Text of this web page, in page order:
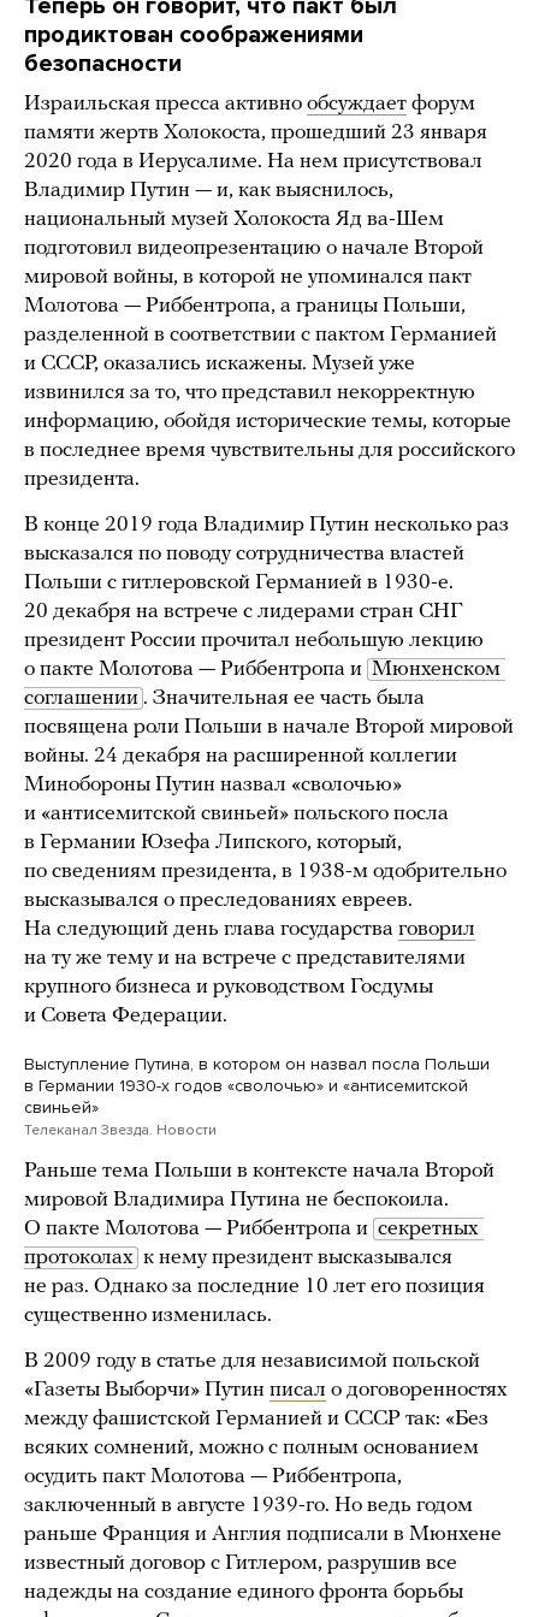
Теперь он говорит, что пакт был
продиктован соображениями
безопасности
Израильская пресса активно обсуждает форум
памяти жертв Холокоста, прошедший 23 января
2020 года в Иерусалиме. На нем присутствовал
Владимир Путин — и, как выяснилось,
национальный музей Холокоста Яд ва-Шем
подготовил видеопрезентацию о начале Второй
мировой войны, в которой не упоминался пакт
Молотова — Риббентропа, а границы Польши,
разделенной в соответствии с пактом Германией
и СССР, оказались искажены. Музей уже
извинился за то, что представил некорректную
информацию, обойдя исторические темы, которые
в последнее время чувствительны для российского
президента.
В конце 2019 года Владимир Путин несколько раз
высказался по поводу сотрудничества властей
Польши с гитлеровской Германией в 1930-е.
20 декабря на встрече с лидерами стран СНГ
президент России прочитал небольшую лекцию
о пакте Молотова — Риббентропа и Мюнхенском
соглашении . Значительная ее часть была
посвящена роли Польши в начале Второй мировой
войны. 24 декабря на расширенной коллегии
Минобороны Путин назвал «сволочью»
и «антисемитской свиньей» польского посла
в Германии Юзефа Липского, который,
по сведениям президента, в 1938-м одобрительно
высказывался о преследованиях евреев.
На следующий день глава государства говорил
на ту же тему и на встрече с представителями
крупного бизнеса и руководством Госдумы
и Совета Федерации.
Выступление Путина, в котором он назвал посла Польши
в Германии 1930-х годов «сволочью» и «антисемитской
свиньей»
Телеканал Звезда. Новости
Раньше тема Польши в контексте начала Второй
мировой Владимира Путина не беспокоила.
О пакте Молотова — Риббентропа и секретных
протоколах к нему президент высказывался
не раз. Однако за последние 10 лет его позиция
существенно изменилась.
В 2009 году в статье для независимой польской
«Газеты Выборчи» Путин писал о договоренностях
между фашистской Германией и СССР так: «Без
всяких сомнений, можно с полным основанием
осудить пакт Молотова — Риббентропа,
заключенный в августе 1939-го. Но ведь годом
раньше Франция и Англия подписали в Мюнхене
известный договор с Гитлером, разрушив все
надежды на создание единого фронта борьбы